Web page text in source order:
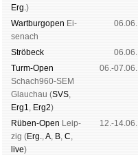
Erg.)
Wart­burg­open Ei­
se­nach
06.06.
Strö­beck
06.06.
Turm-Open
Schach960-SEM
Glau­chau (SVS,
Erg1, Erg2)
06.-07.06.
Rüben-Open Leip­
zig (Erg.,A, B, C,
live)
12.-14.06.